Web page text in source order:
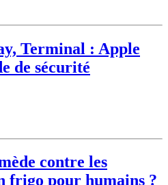
Terminal : Apple
de sécurité
contre les
frigo pour humains ?